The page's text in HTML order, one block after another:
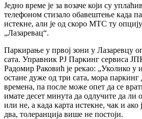
Једно време је за возаче који су
телефоном стизало обавештење када
истекне, али је од скоро МТС ту
„Лазаревац“.
Паркирање у првој зони у Лазаревцу
сата. Управник РЈ Паркинг сервиса
Радомир Раковић је рекао: „Уколико у
остане дуже од три сата, мора паркинг
времена, па после може опет да се
имате десет минута да одлучите да ли
или не, а када карта истекне, чак и
два, толеранција више не постоји.